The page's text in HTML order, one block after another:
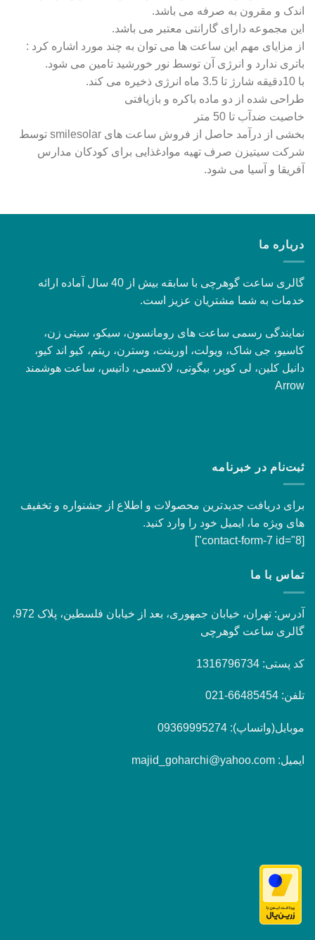
اندک و مقرون به صرفه می باشد.
این مجموعه دارای گارانتی معتبر می باشد.
از مزایای مهم این ساعت ها می توان به چند مورد اشاره کرد :
باتری ندارد و انرژی آن توسط نور خورشید تامین می شود.
با 10دقیقه شارژ تا 3.5 ماه انرژی ذخیره می کند.
طراحی شده از دو ماده باکره و بازیافتی
خاصیت ضدآب تا 50 متر
بخشی از درآمد حاصل از فروش ساعت های smilesolar توسط
شرکت سیتیزن صرف تهیه موادغذایی برای کودکان مدارس
آفریقا و آسیا می شود.
درباره ما
گالری ساعت گوهرچی با سابقه بیش از 40 سال آماده ارائه
خدمات به شما مشتریان عزیز است.
نمایندگی رسمی ساعت های رومانسون، سیکو، سیتی زن،
کاسیو، جی شاک، ویولت، اورینت، وسترن، ریتم، کیو اند کیو،
دانیل کلین، لی کوپر، بیگوتی، لاکسمی، داتیس، ساعت هوشمند
Arrow
ثبت‌نام در خبرنامه
برای دریافت جدیدترین محصولات و اطلاع از جشنواره و تخفیف
های ویژه ما، ایمیل خود را وارد کنید.
[contact-form-7 id="8"]
تماس با ما
آدرس: تهران، خیابان جمهوری، بعد از خیابان فلسطین، پلاک 972،
گالری ساعت گوهرچی
کد پستی: 1316796734
تلفن: 66485454-021
موبایل(واتساپ): 09369995274
ایمیل: majid_goharchi@yahoo.com